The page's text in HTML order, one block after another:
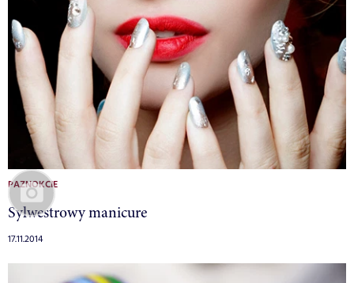
PAZNOKCIE
Sylwestrowy manicure
17.11.2014